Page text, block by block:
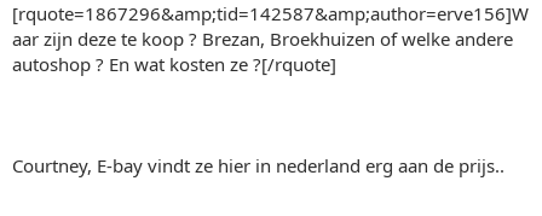
[rquote=1867296&amp;tid=142587&amp;author=erve156]W
aar zijn deze te koop ? Brezan, Broekhuizen of welke andere
autoshop ? En wat kosten ze ?[/rquote]
Courtney, E-bay vindt ze hier in nederland erg aan de prijs..